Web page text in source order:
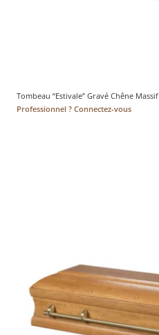
Tombeau “Estivale” Gravé Chêne Massif
Professionnel ? Connectez-vous